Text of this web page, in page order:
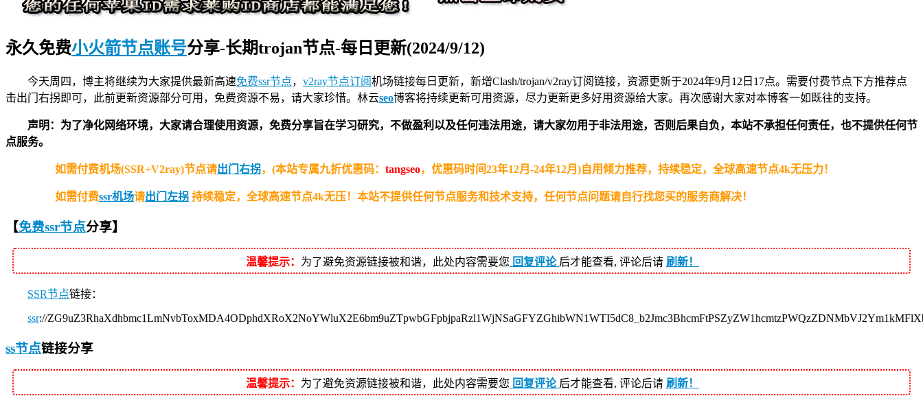
永久免费小火箭节点账号分享-长期trojan节点-每日更新(2024/9/12)
今天周四，博主将继续为大家提供最新高速免费ssr节点， v2ray节点订阅机场链接每日更新，新增Clash/trojan/v2ray订阅链接，资源更新于2024年9月12日17点。需要付费节点下方推荐点
击出门右拐即可，此前更新资源部分可用，免费资源不易，请大家珍惜。林云seo博客将持续更新可用资源，尽力更新更多好用资源给大家。再次感谢大家对本博客一如既往的支持。
声明：为了净化网络环境，大家请合理使用资源，免费分享旨在学习研究，不做盈利以及任何违法用途，请大家勿用于非法用途，否则后果自负，本站不承担任何责任，也不提供任何节
点服务。
如需付费机场(SSR+V2ray)节点请出门右拐，(本站专属九折优惠码： tangseo，优惠码时间23年12月-24年12月)自用倾力推荐，持续稳定，全球高速节点4k无压力！
如需付费ssr机场请出门左拐 持续稳定，全球高速节点4k无压！ 本站不提供任何节点服务和技术支持，任何节点问题请自行找您买的服务商解决！
【免费ssr节点分享】
温馨提示： 为了避免资源链接被和谐，此处内容需要您 回复评论 后才能查看, 评论后请 刷新！
SSR节点链接：
ssr://
ss节点链接分享
温馨提示： 为了避免资源链接被和谐，此处内容需要您 回复评论 后才能查看, 评论后请 刷新！